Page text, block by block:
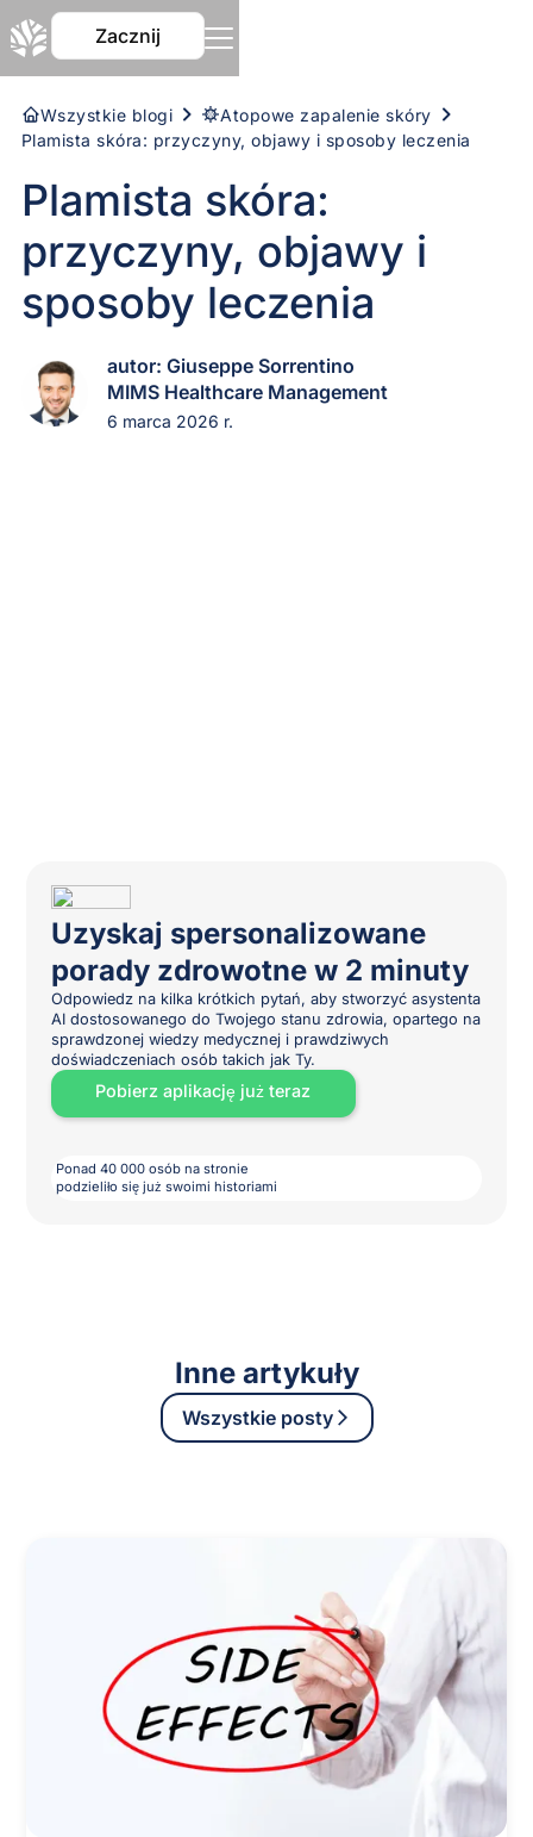
Zacznij
Wszystkie blogi
Atopowe zapalenie skóry
Plamista skóra: przyczyny, objawy i sposoby leczenia
Plamista skóra:
przyczyny, objawy i
sposoby leczenia
autor: Giuseppe Sorrentino
MIMS Healthcare Management
6 marca 2026 r.
Uzyskaj spersonalizowane
porady zdrowotne w 2 minuty
Odpowiedz na kilka krótkich pytań, aby stworzyć asystenta
AI dostosowanego do Twojego stanu zdrowia, opartego na
sprawdzonej wiedzy medycznej i prawdziwych
doświadczeniach osób takich jak Ty.
Pobierz aplikację już teraz
Ponad 40 000 osób na stronie
podzieliło się już swoimi historiami
Inne artykuły
Wszystkie posty